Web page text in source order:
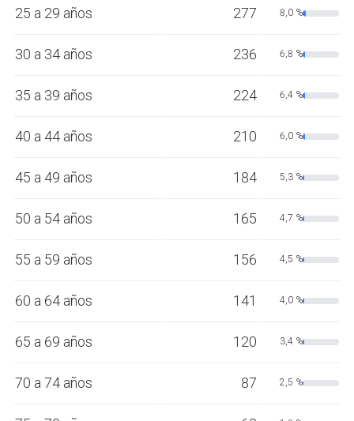
25 a 29 años 277 8,0 %
30 a 34 años 236 6,8 %
35 a 39 años 224 6,4 %
40 a 44 años 210 6,0 %
45 a 49 años 184 5,3 %
50 a 54 años 165 4,7 %
55 a 59 años 156 4,5 %
60 a 64 años 141 4,0 %
65 a 69 años 120 3,4 %
70 a 74 años 87 2,5 %